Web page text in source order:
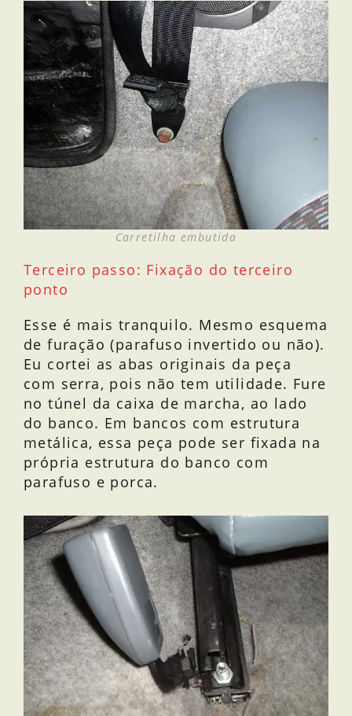
Carretilha embutida
Terceiro passo: Fixação do terceiro
ponto
Esse é mais tranquilo. Mesmo esquema
de furação (parafuso invertido ou não).
Eu cortei as abas originais da peça
com serra, pois não tem utilidade. Fure
no túnel da caixa de marcha, ao lado
do banco. Em bancos com estrutura
metálica, essa peça pode ser fixada na
própria estrutura do banco com
parafuso e porca.